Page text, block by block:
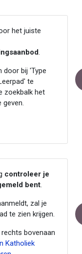
het juiste
door bij 'Type
te
zoekbalk het
controleer je
bent
zal je
te zien krijgen.
bovenaan
Katholiek